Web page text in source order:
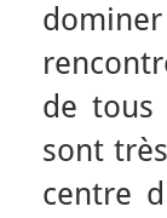
de tous
sont
centre